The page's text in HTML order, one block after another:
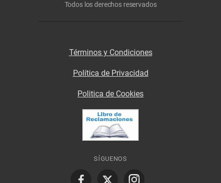
Todos los derechos reservados
Términos y Condiciones
Política de Privacidad
Politica de Cookies
SÍGUENOS